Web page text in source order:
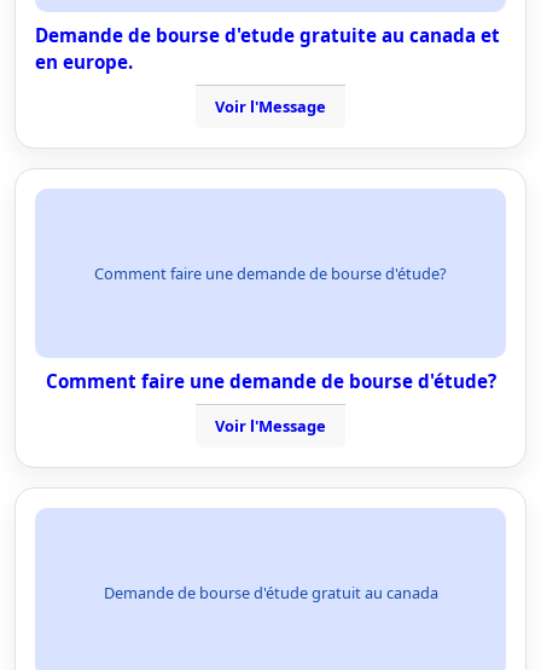
Demande de bourse d'etude gratuite au canada et
en europe.
Voir l'Message
Comment faire une demande de bourse d'étude?
Comment faire une demande de bourse d'étude?
Voir l'Message
Demande de bourse d'étude gratuit au canada